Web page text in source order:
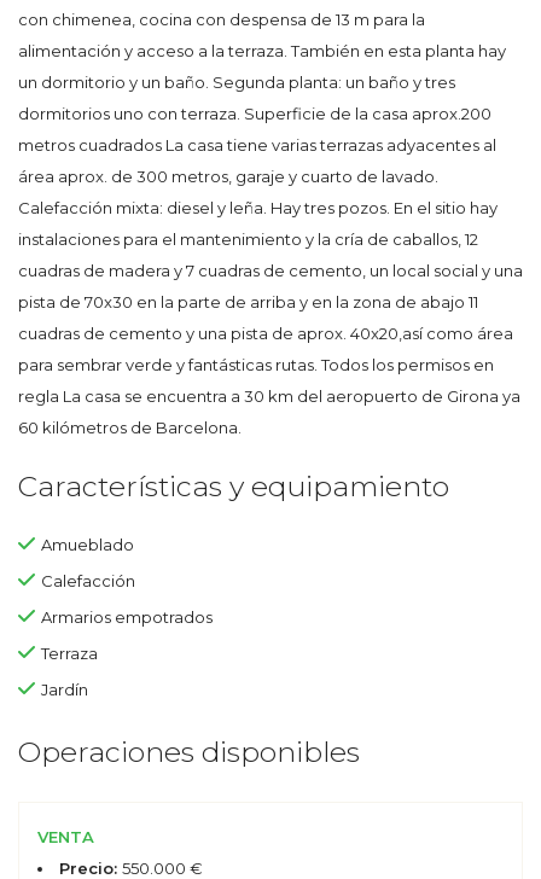
con chimenea, cocina con despensa de 13 m para la
alimentación y acceso a la terraza. También en esta planta hay
un dormitorio y un baño. Segunda planta: un baño y tres
dormitorios uno con terraza. Superficie de la casa aprox.200
metros cuadrados La casa tiene varias terrazas adyacentes al
área aprox. de 300 metros, garaje y cuarto de lavado.
Calefacción mixta: diesel y leña. Hay tres pozos. En el sitio hay
instalaciones para el mantenimiento y la cría de caballos, 12
cuadras de madera y 7 cuadras de cemento, un local social y una
pista de 70x30 en la parte de arriba y en la zona de abajo 11
cuadras de cemento y una pista de aprox. 40x20,así como área
para sembrar verde y fantásticas rutas. Todos los permisos en
regla La casa se encuentra a 30 km del aeropuerto de Girona ya
60 kilómetros de Barcelona.
Características y equipamiento
Amueblado
Calefacción
Armarios empotrados
Terraza
Jardín
Operaciones disponibles
VENTA
Precio: 550.000 €